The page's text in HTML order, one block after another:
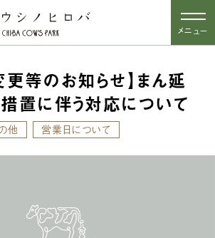
メニュー
更等のお知らせ】まん延
置に伴う対応について
他 営業日について